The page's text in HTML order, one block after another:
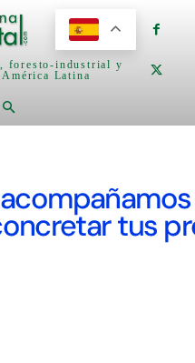
foresto-industrial y
Latina